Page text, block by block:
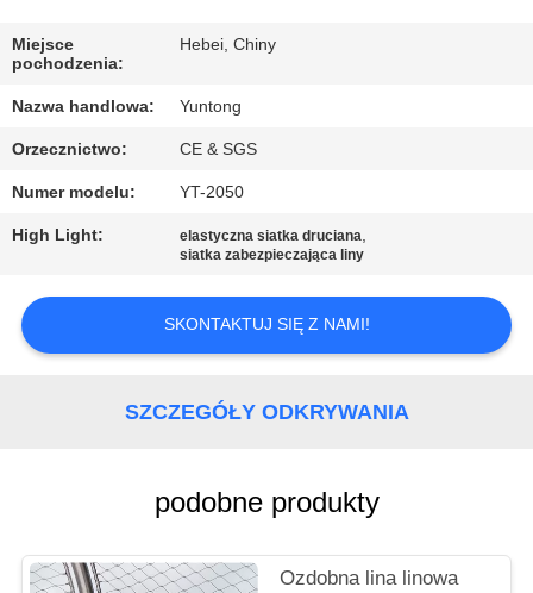
JAKOŚCI
SKONTAKTUJ
SIĘ
Z
NAMI
AKTUALNOŚCI
SITEMAP
Miejsce
pochodzenia:
Hebei, Chiny
Nazwa handlowa: Yuntong
Orzecznictwo: CE & SGS
Numer modelu: YT-2050
High Light: elastyczna siatka druciana,
siatka zabezpieczająca liny
SKONTAKTUJ SIĘ Z NAMI!
SZCZEGÓŁY ODKRYWANIA
podobne produkty
Ozdobna lina linowa